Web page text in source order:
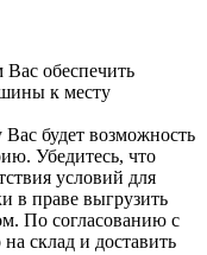
обеспечить
к месту
Вас будет возможность
Убедитесь, что
условий для
в праве выгрузить
По согласованию с
склад и доставить